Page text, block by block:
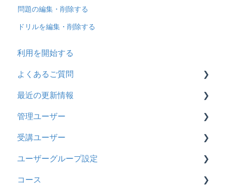
問題の編集・削除する
ドリルを編集・削除する
利用を開始する
よくあるご質問
契約
トライアル
カスタマイズ
インターネット・セキュリティ
料金
最近の更新情報
2026年8月アップデート
2026年2月アップデート
2025年10月アップデート
2025年9月アップデート
管理ユーザー
管理ユーザーの統合について
管理ユーザーについて
ロールと権限
受講ユーザー
基本操作
【新レイアウト】受講ユーザー登録について
ユーザーグループ設定
【新レイアウト】ユーザーグループ設定
コース